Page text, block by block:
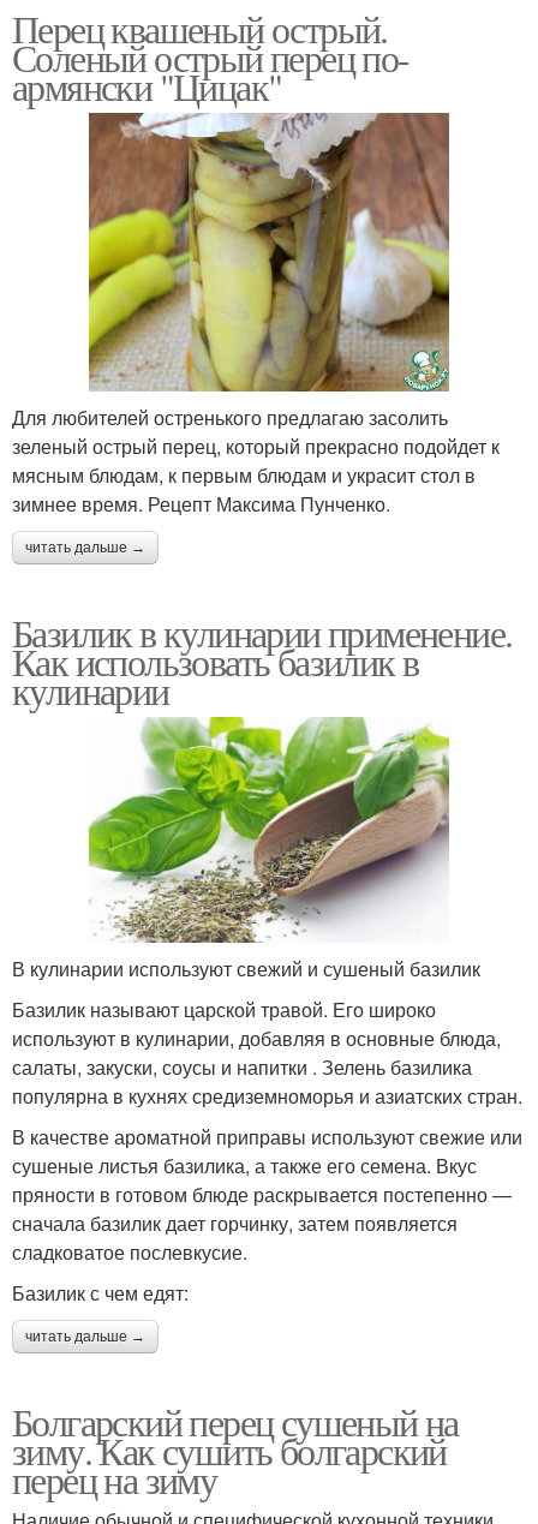
Перец квашеный острый.
Соленый острый перец по-
армянски "Цицак"
Для любителей остренького предлагаю засолить
зеленый острый перец, который прекрасно подойдет к
мясным блюдам, к первым блюдам и украсит стол в
зимнее время. Рецепт Максима Пунченко.
читать дальше →
Базилик в кулинарии применение.
Как использовать базилик в
кулинарии
В кулинарии используют свежий и сушеный базилик
Базилик называют царской травой. Его широко
используют в кулинарии, добавляя в основные блюда,
салаты, закуски, соусы и напитки . Зелень базилика
популярна в кухнях средиземноморья и азиатских стран.
В качестве ароматной приправы используют свежие или
сушеные листья базилика, а также его семена. Вкус
пряности в готовом блюде раскрывается постепенно —
сначала базилик дает горчинку, затем появляется
сладковатое послевкусие.
Базилик с чем едят:
читать дальше →
Болгарский перец сушеный на
зиму. Как сушить болгарский
перец на зиму